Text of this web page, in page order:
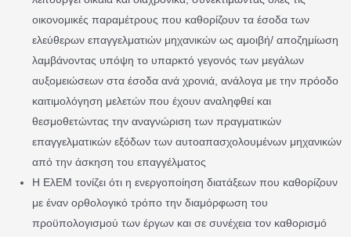
οικονομικές παραμέτρους που καθορίζουν τα έσοδα των
ελεύθερων επαγγελματιών μηχανικών ως αμοιβή/ αποζημίωση
λαμβάνοντας υπόψη το υπαρκτό γεγονός των μεγάλων
αυξομειώσεων στα έσοδα ανά χρονιά, ανάλογα με την πρόοδο
καιτιμολόγηση μελετών που έχουν αναληφθεί και
θεσμοθετώντας την αναγνώριση των πραγματικών
επαγγελματικών εξόδων των αυτοαπασχολουμένων μηχανικών
από την άσκηση του επαγγέλματος
Η ΕλΕΜ τονίζει ότι η ενεργοποίηση διατάξεων που καθορίζουν
με έναν ορθολογικό τρόπο την διαμόρφωση του
προϋπολογισμού των έργων και σε συνέχεια τον καθορισμό